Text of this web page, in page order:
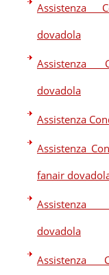
Assistenza
dovadola
Assistenza
dovadola
Assistenza
Assistenza
fanair
Assistenza
dovadola
Assistenza